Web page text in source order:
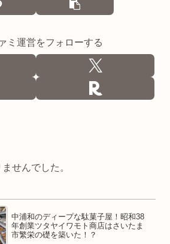
ミ運営をフォローする
せんでした。
中浦和のディープな駄菓子屋！昭和38
年創業ツタヤイワモト商店はさいたま
市繁栄の礎を築いた！？